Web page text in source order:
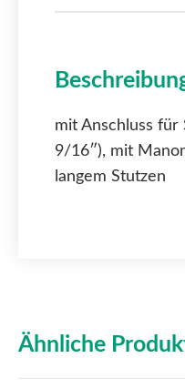
mit Anschluss für
9/16″), mit
langem Stutzen
Ähnliche